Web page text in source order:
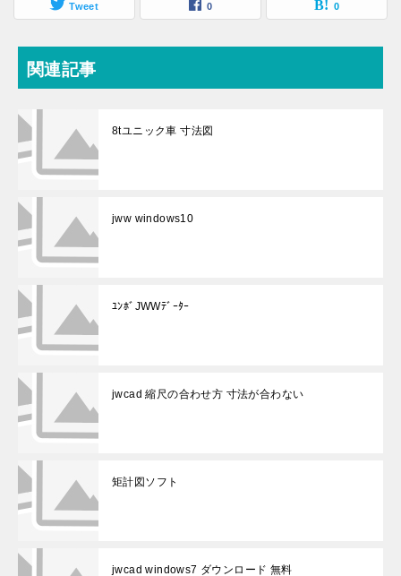
Tweet 0 0
関連記事
8tユニック車 寸法図
jww windows10
ﾕﾝﾎﾞJWWﾃﾞｰﾀｰ
jwcad 縮尺の合わせ方 寸法が合わない
矩計図ソフト
jwcad windows7 ダウンロード 無料